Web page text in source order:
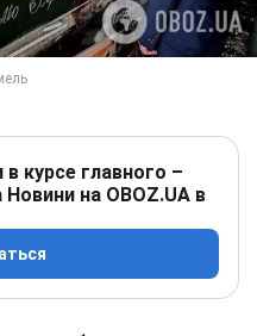
курсе главного –
на OBOZ.UA в